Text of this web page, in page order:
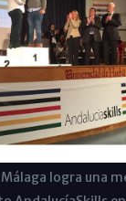
Málaga logra una